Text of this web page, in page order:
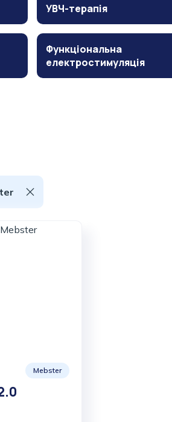
УВЧ-терапія
Функціональна
електростимуляція
Mebster